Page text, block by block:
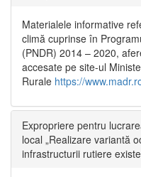
Materialele informative
climă cuprinse în
(PNDR) 2014 – 2020,
accesate pe site-ul
Rurale https://
Expropriere pentru
local „Realizare variantă
infrastructurii rutiere